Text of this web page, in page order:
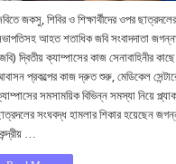
জকসু, শিবির ও শিক্ষার্থীদের ওপর
আহত শতাধিক জবি সংবাদদাতা
দ্বিতীয় ক্যাম্পাসের কাজ সেনাবাহিনীর
প্রকল্পের কাজ দ্রুত শুরু, মেডিকেল
সমসাময়িক বিভিন্ন সমস্যা নিয়ে
সংঘবদ্ধ হামলার শিকার হয়েছেন
…